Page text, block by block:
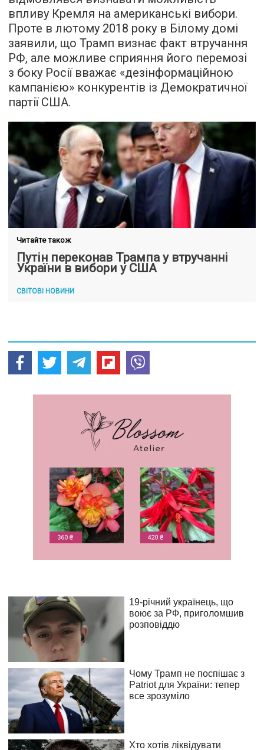
впливу Кремля на американські вибори.
Проте в лютому 2018 року в Білому домі
заявили, що Трамп визнає факт втручання
РФ, але можливе сприяння його перемозі
з боку Росії вважає «дезінформаційною
кампанією» конкурентів із Демократичної
партії США.
Читайте також
Путін переконав Трампа у втручанні
України в вибори у США
СВІТОВІ НОВИНИ